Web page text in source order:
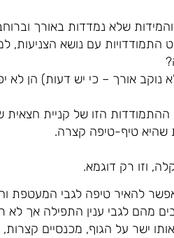
שלא נמדדות באורך
עם נושא הצניעות,
נוקב אורך – כי יש דעות) הן לא
ההתמודדות הזו של קניית חצאית
טיף-טיפה קצרה.
וזו רק דוגמא.
להאיר טיפה לגבי המעטפת
מהם לגבי ענין התפילה אך לא
ישר על הגוף, מכנסיים